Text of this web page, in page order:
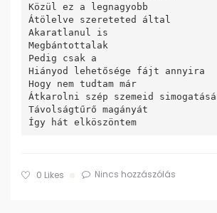
Közül ez a legnagyobb
Átölelve szereteted által
Akaratlanul is
Megbántottalak
Pedig csak a
Hiányod lehetősége fájt annyira
Hogy nem tudtam már
Átkarolni szép szemeid
Távolságtűrő magányát
Így hát elköszöntem
0 Likes Nincs hozzászólás